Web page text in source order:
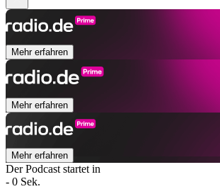
Mehr erfahren
Mehr erfahren
Mehr erfahren
Der Podcast startet in
- 0 Sek.